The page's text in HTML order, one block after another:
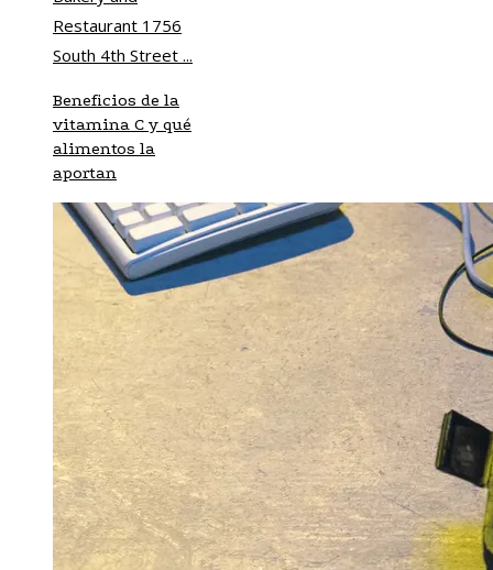
Beneficios de la
vitamina C y qué
alimentos la
aportan